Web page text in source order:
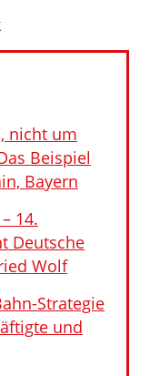
nicht um
Beispiel
Bayern
14.
Deutsche
Wolf
Strategie
und